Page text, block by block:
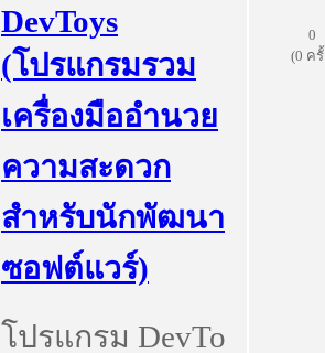
DevToys
(โปรแกรมรวม
เครื่องมืออำนวย
ความสะดวก
สำหรับนักพัฒนา
ซอฟต์แวร์)
โปรแกรม DevTo
0
(0 ค